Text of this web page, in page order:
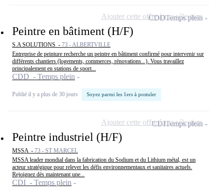
Peintre en bâtiment (H/F)
S.A SOLUTIONS - 73 - ALBERTVILLE
Entreprise de peinture recherche un peintre en bâtiment confirmé pour intervenir sur
différents chantiers (logements, commerces, rénovations...). Vous travaillez
principalement en stations de sport...
CDD - Temps plein
Publié il y a plus de 30 jours Soyez parmi les 1ers à postuler
CDDTemps plein
Ajouter cette offre à ma sélection
Peintre industriel (H/F)
MSSA - 73 - ST MARCEL
MSSA leader mondial dans la fabrication du Sodium et du Lithium métal, est un
acteur stratégique pour relever les défis environnementaux et sanitaires actuels.
Rejoignez dès maintenant une...
CDI - Temps plein
CDITemps plein
Ajouter cette offre à ma sélection